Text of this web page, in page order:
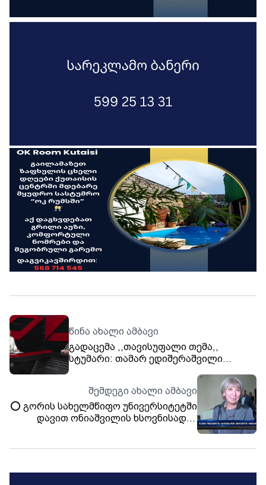
წინა ახალი ამბავი
გადაცემა ,,თავისუფალი თემა,,
სტუმარი: თამარ ედიშერაშვილი
შემდეგი ახალი ამბავი
⭕️ გორის სახელმწიფო უნივერსიტეტში
დავით ონიაშვილის ხსოვნისადმი